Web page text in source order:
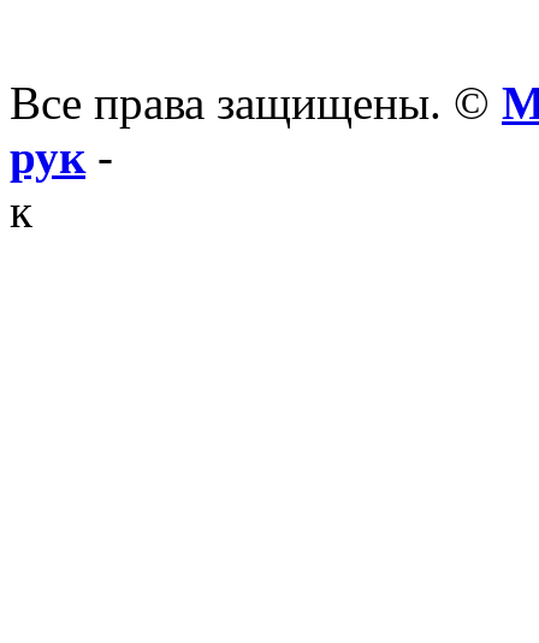
Все права защищены. ©
рук-
к